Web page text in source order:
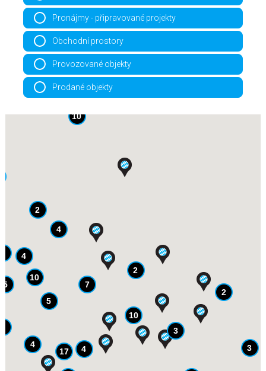
Pronájmy - připravované projekty
Obchodní prostory
Provozované objekty
Prodané objekty
17 4
10
3
2
5
10
5
7
2
3
4
4
10
2
4